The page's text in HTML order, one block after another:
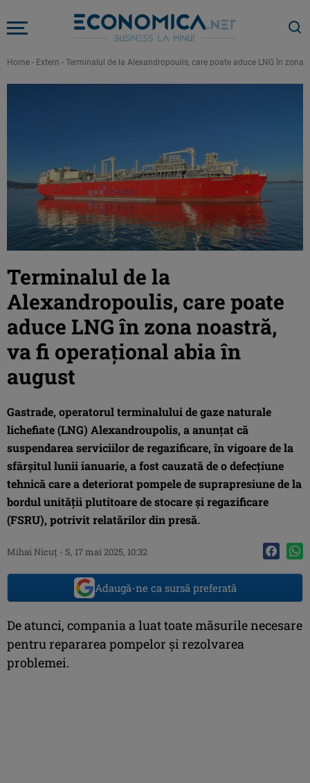
Home - Extern - Terminalul de la Alexandropoulis, care poate aduce LNG în
Terminalul de la
Alexandropoulis, care poate
aduce LNG în zona noastră,
va fi operațional abia în
august
Gastrade, operatorul terminalului de gaze naturale
lichefiate (LNG) Alexandroupolis, a anunțat că
suspendarea serviciilor de regazificare, în vigoare de la
sfârșitul lunii ianuarie, a fost cauzată de o defecțiune
tehnică care a deteriorat pompele de suprapresiune de la
bordul unității plutitoare de stocare și regazificare
(FSRU), potrivit relatărilor din presă.
Mihai Nicuţ - S, 17 mai 2025, 10:32
Adaugă-ne ca sursă preferată
De atunci, compania a luat toate măsurile necesare
pentru repararea pompelor și rezolvarea
problemei.